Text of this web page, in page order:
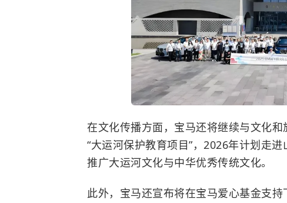
在文化传播方面，宝马还将继续与文化
“大运河保护教育项目”，2026年计划走
推广大运河文化与中华优秀传统文化。
此外，宝马还宣布将在宝马爱心基金支